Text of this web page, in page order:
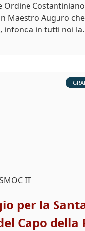
Ordine Costantiniano
Maestro Auguro
infonda in tutti noi
per la
Capo della